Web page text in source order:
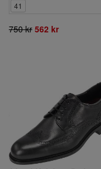
41
750 kr 562 kr